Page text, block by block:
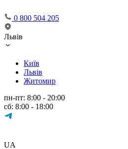
0 800 504 205
Львів
Київ
Львів
Житомир
пн-пт: 8:00 - 20:00
сб: 8:00 - 18:00
UA